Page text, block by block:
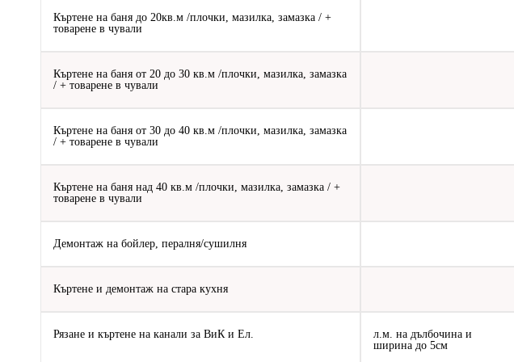
Къртене на баня до 20кв.м /плочки, мазилка, замазка / +
товарене в чували
Къртене на баня от 20 до 30 кв.м /плочки, мазилка, замазка
/ + товарене в чували
Къртене на баня от 30 до 40 кв.м /плочки, мазилка, замазка
/ + товарене в чували
Къртене на баня над 40 кв.м /плочки, мазилка, замазка / +
товарене в чували
Демонтаж на бойлер, пералня/сушилня
Къртене и демонтаж на стара кухня
Рязане и къртене на канали за ВиК и Ел.
л.м. на дълбочина и
ширина до 5см